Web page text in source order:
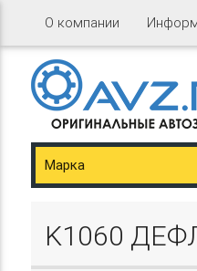
О компании
K1060